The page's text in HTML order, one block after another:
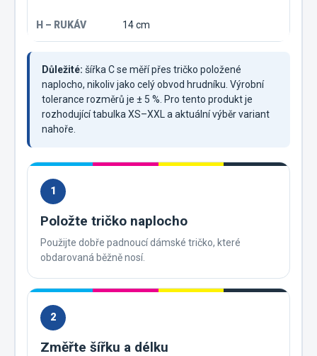
14 cm
Důležité: šířka C se měří přes tričko položené
naplocho, nikoliv jako celý obvod hrudníku. Výrobní
tolerance rozměrů je ± 5 %. Pro tento produkt je
rozhodující tabulka XS–XXL a aktuální výběr variant
nahoře.
1
Položte tričko naplocho
Použijte dobře padnoucí dámské tričko, které
obdarovaná běžně nosí.
2
Změřte šířku a délku